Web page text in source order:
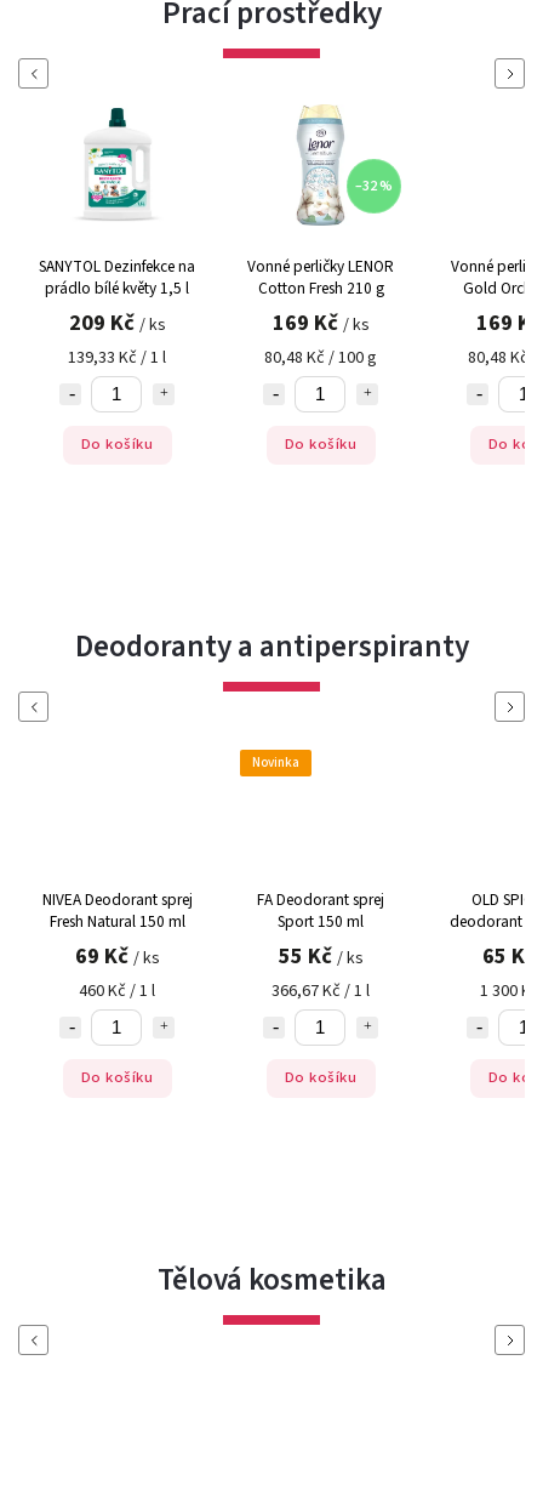
Prací prostředky
Previous
na
Vonné perličky LENOR
Cotton Fresh 210 g
169 Kč
80,48 Kč / 100 g
Do košíku
Vonné perličky LENOR
Gold Orchid 210 g
169 Kč
80,48 Kč / 100 g
Do košíku
Next
Deodoranty a antiperspiranty
Previous
NIVEA Deodorant sprej
Fresh Natural 150 ml
69 Kč / ks
460 Kč / 1 l
Do košíku
Novinka
FA Deodorant sprej
Sport 150 ml
55 Kč / ks
366,67 Kč / 1 l
Do košíku
OLD
deodorant
65 Kč
1 300
Do
Next
Tělová kosmetika
Previous Next